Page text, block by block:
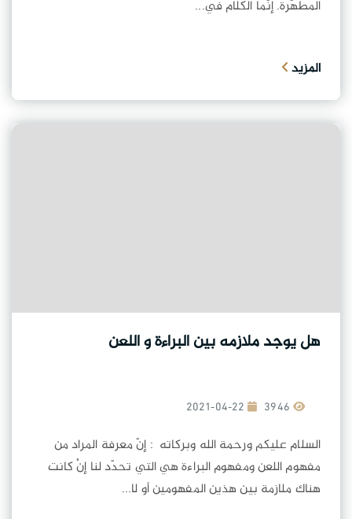
المُطهّرة. إنّما الكلامُ في...
المزيد
هل يوجد ملازمه بين البراءة و اللعن
2021-04-22
السلام عليكم ورحمة الله وبركاته : إنّ معرفة المراد من
مفهوم اللعن ومفهوم البراءة هي التي تحدّد لنا إنْ كانت
هناك ملازمة بين هذين المفهومين أو لا...